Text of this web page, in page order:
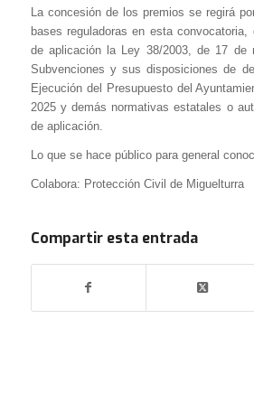
La concesión de los premios se regirá
bases reguladoras en esta
de aplicación la Ley 38/2003, de 17 de
Subvenciones y sus disposiciones de
Ejecución del Presupuesto del
2025 y demás normativas estatales o
de aplicación.
Lo que se hace público para general
Colabora: Protección Civil de Miguelturra
Compartir esta entrada